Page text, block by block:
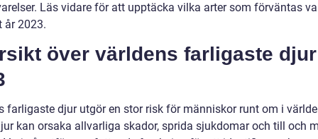
Läs vidare för att upptäcka vilka arter som förväntas
år 2023.
över världens farligaste djur
farligaste djur utgör en stor risk för människor runt om i
kan orsaka allvarliga skador, sprida sjukdomar och till och